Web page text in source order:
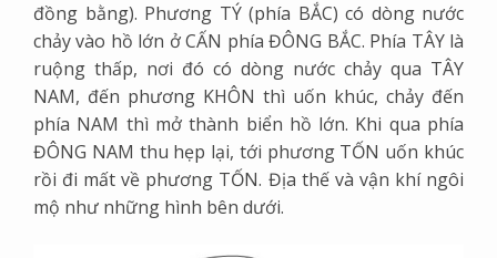
đồng bằng). Phương TÝ (phía BẮC) có dòng nước
chảy vào hồ lớn ở CẤN phía ĐÔNG BẮC. Phía TÂY là
ruộng thấp, nơi đó có dòng nước chảy qua TÂY
NAM, đến phương KHÔN thì uốn khúc, chảy đến
phía NAM thì mở thành biển hồ lớn. Khi qua phía
ĐÔNG NAM thu hẹp lại, tới phương TỐN uốn khúc
rồi đi mất về phương TỐN. Địa thế và vận khí ngôi
mộ như những hình bên dưới.